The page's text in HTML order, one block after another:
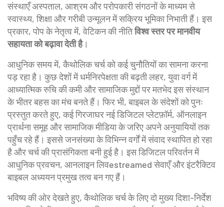
संस्थाएँ अस्पताल, आश्रम और परोपकारी संगठनों के माध्यम से
स्वास्थ्य, शिक्षा और गरीबी उन्मूलन में सक्रिय भूमिका निभाती हैं। इस
प्रकार, पोप के नेतृत्व में, वेटिकन की नीतिविश्व स्तर पर मानवीय
सहायता को बढ़ावा देती है।
आधुनिक समय में, कैथोलिक चर्च को कई चुनौतियों का सामना करना
पड़ रहा है। कुछ देशों में धर्मनिरपेक्षता की बढ़ती लहर, युवा वर्ग में
आध्यात्मिक रुचि की कमी और सामाजिक मुद्दों पर मतभेद इस संस्थान
के भीतर बहस का मंच बनते हैं। फिर भी, बाइबल के संदेशों को पुनः
प्रस्तुत करते हुए, कई गिरजाघर नई डिजिटल प्लेटफ़ॉर्म, ऑनलाइन
प्रार्थना समूह और सामाजिक मीडिया के जरिए अपने अनुयायियों तक
पहुँच रहे हैं। इससे जनसंख्या के विभिन्न वर्गों में संवाद स्थापित हो रहा
है और चर्च की प्रासंगिकता बनी हुई है। इस डिजिटल परिवर्तन में
आधुनिक प्रवचन, आनलाइन लिवestreamed सेवाएँ और इंटरैक्टिव
बाइबल अध्ययनप्रमुख तत्व बन गए हैं।
भविष्य की ओर देखते हुए, कैथोलिक चर्च के लिए दो मुख्य दिशा-निर्देश